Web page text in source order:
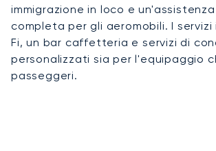
immigrazione in loco e
completa per gli aeromobili. I
Fi, un bar caffetteria e servizi di
personalizzati sia per l'equipaggio
passeggeri.